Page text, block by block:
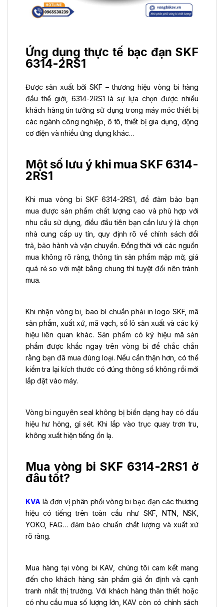
Ứng dụng thực tế bạc đạn SKF
6314-2RS1
Được sản xuất bởi SKF – thương hiệu vòng bi hàng
đầu thế giới, 6314-2RS1 là sự lựa chọn được nhiều
khách hàng tin tưởng sử dụng trong máy móc thiết bị
các ngành công nghiệp, ô tô, thiết bị gia dụng, động
cơ điện và nhiều ứng dụng khác…
Một số lưu ý khi mua SKF 6314-
2RS1
Khi mua vòng bi SKF 6314-2RS1, để đảm bảo bạn
mua được sản phẩm chất lượng cao và phù hợp với
nhu cầu sử dụng, điều đầu tiên bạn cần lưu ý là chọn
nhà cung cấp uy tín, quy định rõ về chính sách đổi
trả, bảo hành và vận chuyển. Đồng thời với các nguồn
mua không rõ ràng, thông tin sản phẩm mập mờ, giá
quá rẻ so với mặt bằng chung thì tuyệt đối nên tránh
mua.
Khi nhận vòng bi, bao bì chuẩn phải in logo SKF, mã
sản phẩm, xuất xứ, mã vạch, số lô sản xuất và các ký
hiệu liên quan khác. Sản phẩm có ký hiệu mã sản
phẩm được khắc ngay trên vòng bi để chắc chắn
rằng bạn đã mua đúng loại. Nếu cẩn thận hơn, có thể
kiểm tra lại kích thước có đúng thông số không rồi mới
lắp đặt vào máy.
Vòng bi nguyên seal không bị biến dạng hay có dấu
hiệu hư hỏng, gỉ sét. Khi lắp vào trục quay trơn tru,
không xuất hiện tiếng ồn lạ.
Mua vòng bi SKF 6314-2RS1 ở
đâu tốt?
KVA là đơn vị phân phối vòng bi bạc đạn các thương
hiệu có tiếng trên toàn cầu như SKF, NTN, NSK,
YOKO, FAG… đảm bảo chuẩn chất lượng và xuất xứ
rõ ràng.
Mua hàng tại vòng bi KAV, chúng tôi cam kết mang
đến cho khách hàng sản phẩm giá ổn định và cạnh
tranh nhất thị trường. Với khách hàng thân thiết hoặc
có nhu cầu mua số lượng lớn, KAV còn có chính sách